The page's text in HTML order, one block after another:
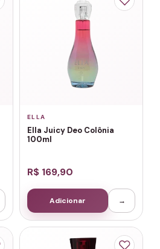
ELLA
Ella Juicy Deo Colônia
100ml
R$ 169,90
Adicionar →